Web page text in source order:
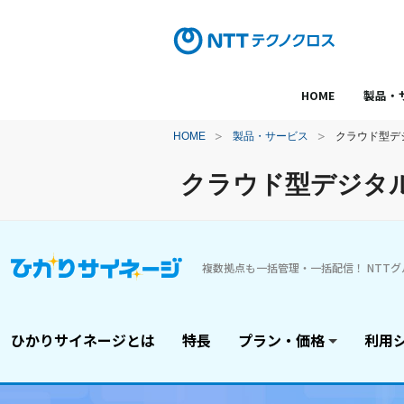
HOME 製品・
HOME 製品・サービス クラウド型
クラウド型デジタ
複数拠点も一括管理・一括配信！ NTT
ひかりサイネージとは 特長 プラン・価格 利用